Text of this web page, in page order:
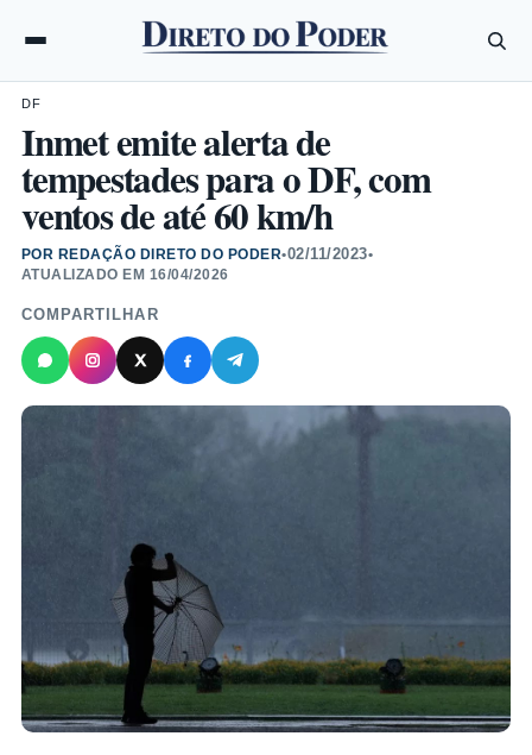
DF
Inmet emite alerta de
tempestades para o DF, com
ventos de até 60 km/h
POR REDAÇÃO DIRETO DO PODER•02/11/2023•
ATUALIZADO EM 16/04/2026
COMPARTILHAR